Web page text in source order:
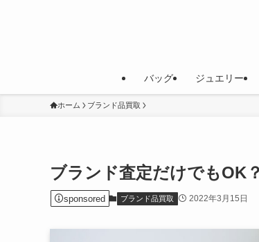
バッグ ジュエリー
ホーム ブランド品買取
ブランド査定だけでもOK
sponsored ブランド品買取 2022年3月15日